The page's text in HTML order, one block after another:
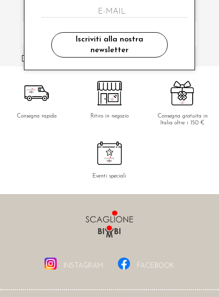
ISCRIVITI ALLA NOSTRA NEWSLETTER
ho letto ed accettato le condizioni sulla privacy.
Consegna rapida Ritiro in negozio
Consegna gratuita in
Italia oltre i 150 €
Eventi speciali
INSTAGRAM FACEBOOK
Iscriviti alla nostra
newsletter